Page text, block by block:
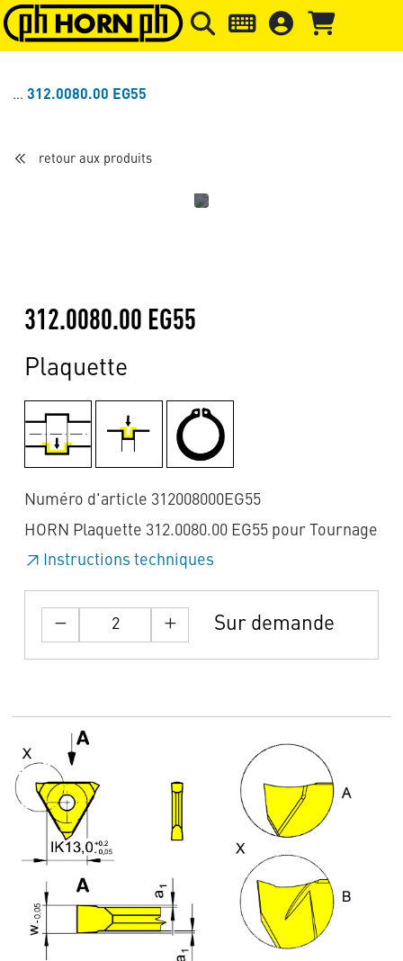
Skip to main content Passer à l'en-tête de la page
312.0080.00 EG55
retour aux produits
312.0080.00 EG55
Plaquette
Numéro d'article 312008000EG55
HORN Plaquette 312.0080.00 EG55 pour Tournage
Instructions techniques
Sur demande